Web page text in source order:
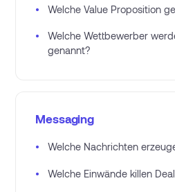
• Welche Value Proposition
•
Welche Wettbewerber
genannt?
Messaging
• Welche Nachrichten
• Welche Einwände killen